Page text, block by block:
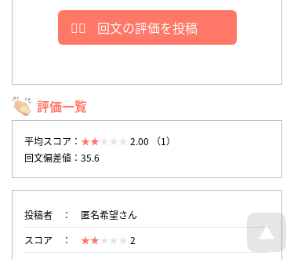
回文の評価を投稿
評価一覧
平均スコア：
2.00 （1）
回文偏差値：35.6
投稿者
匿名希望さん
スコア
2